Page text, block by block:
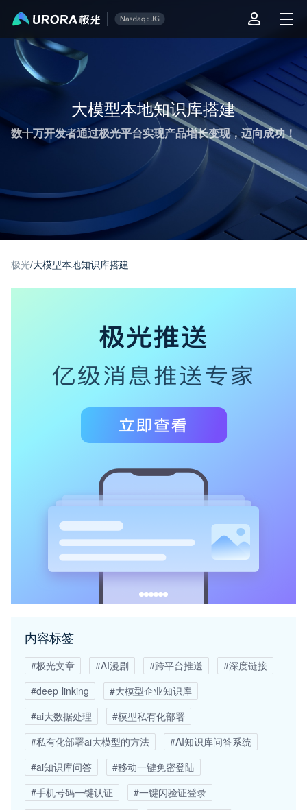
大模型本地知识库搭建
数十万开发者通过极光平台实现产品增长变现，迈向成功！
极光/大模型本地知识库搭建
内容标签
#极光文章 #AI漫剧 #跨平台推送
#深度链接
#deep linking
#大模型企业知识库
#ai大数据处理
#模型私有化部署
#私有化部署ai大模型的方法
#AI知识库问答系统
#ai知识库问答
#移动一键免密登陆
#手机号码一键认证
#一键闪验证登录